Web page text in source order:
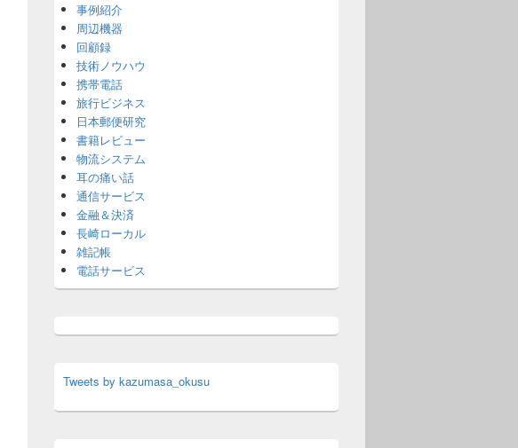
事例紹介
周辺機器
回顧録
技術ノウハウ
携帯電話
旅行ビジネス
日本郵便研究
書籍レビュー
物流システム
耳の痛い話
通信サービス
金融＆決済
長崎ローカル
雑記帳
電話サービス
Tweets by kazumasa_okusu